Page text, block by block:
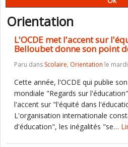
Orientation
L'OCDE met l'accent sur
Belloubet donne son point
Paru dans Scolaire, Orientation le
Cette année, l'OCDE qui publie
mondiale "Regards sur
l'accent sur "l'équité dans
L'organisation internationale
d'éducation", les inégalités "se…